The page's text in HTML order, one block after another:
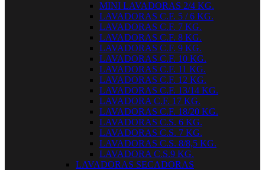
MINI LAVADORAS 2/4 KG.
LAVADORAS C.F. 5 / 6 KG.
LAVADORAS C.F. 7 KG.
LAVADORAS C.F. 8 KG.
LAVADORAS C.F. 9 KG.
LAVADORAS C.F. 10 KG.
LAVADORAS C.F. 11 KG.
LAVADORAS C.F. 12 KG.
LAVADORAS C.F. 13/14 KG.
LAVADORA C.F. 17 KG.
LAVADORAS C.F. 18/20 KG.
LAVADORAS C.S. 6 KG.
LAVADORAS C.S. 7 KG.
LAVADORAS C.S. 8/8,5 KG.
LAVADORA C.S.9 KG.
LAVADORAS SECADORAS